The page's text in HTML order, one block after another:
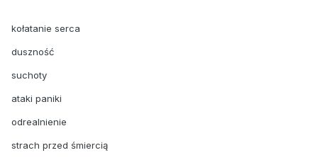
kołatanie serca
duszność
suchoty
ataki paniki
odrealnienie
strach przed śmiercią